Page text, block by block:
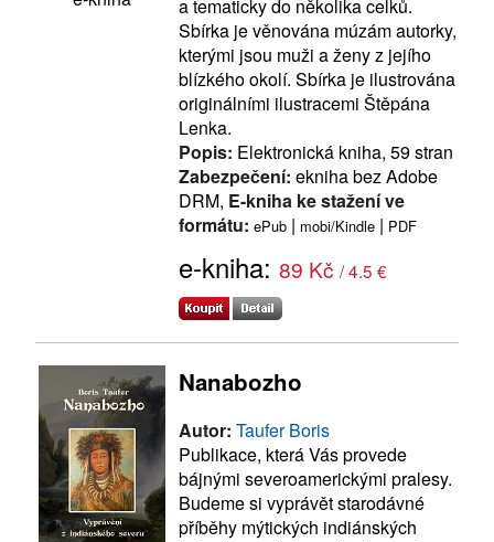
a tematicky do několika celků.
Sbírka je věnována múzám autorky,
kterými jsou muži a ženy z jejího
blízkého okolí. Sbírka je ilustrována
originálními ilustracemi Štěpána
Lenka.
Popis: Elektronická kniha, 59 stran
Zabezpečení: ekniha bez Adobe
DRM, E-kniha ke stažení ve
formátu: ePub | mobi/Kindle | PDF
e-kniha: 89 Kč / 4.5 €
Nanabozho
Autor: Taufer Boris
Publikace, která Vás provede
bájnými severoamerickými pralesy.
Budeme si vyprávět starodávné
příběhy mýtických indiánských